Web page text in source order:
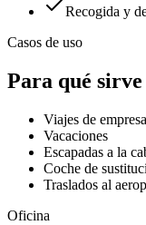
Recogida y
Casos de uso
Para qué sirve
Viajes de empresa
Vacaciones
Escapadas a la
Coche de
Traslados al
Oficina